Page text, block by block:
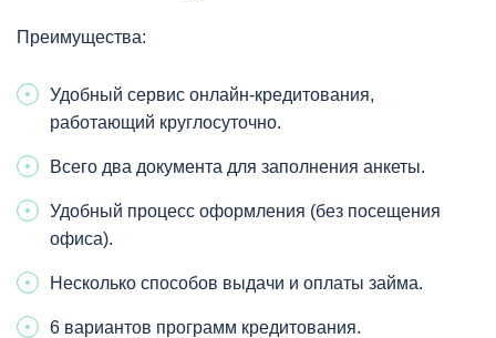
Преимущества:
Удобный сервис онлайн-кредитования,
работающий круглосуточно.
Всего два документа для заполнения анкеты.
Удобный процесс оформления (без посещения
офиса).
Несколько способов выдачи и оплаты займа.
6 вариантов программ кредитования.